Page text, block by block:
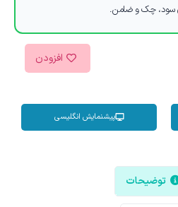
افزودن
پیشنمایش انگلیسی
توضیحات